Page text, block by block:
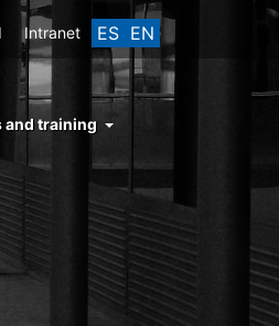
ES EN
Intranet
and training